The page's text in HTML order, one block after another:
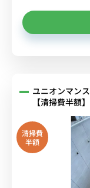
ユニオンマン
【清掃費半額】
清掃費
半額